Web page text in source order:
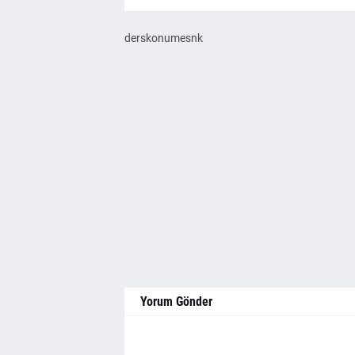
derskonumesnk
Yorum Gönder